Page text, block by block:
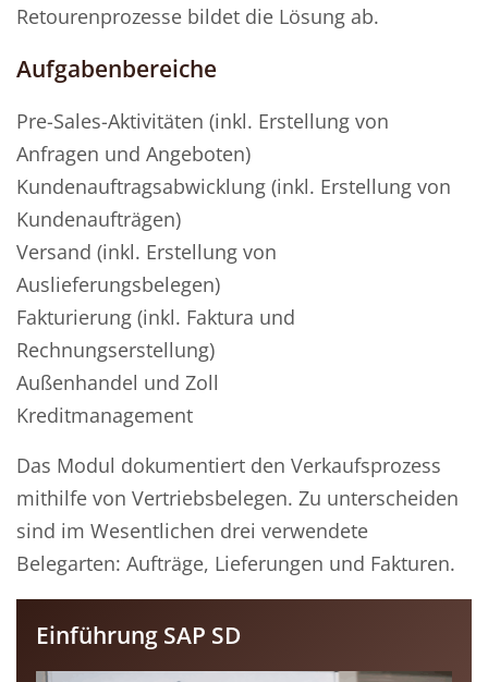
Retourenprozesse bildet die Lösung ab.
Aufgabenbereiche
Pre-Sales-Aktivitäten (inkl. Erstellung von
Anfragen und Angeboten)
Kundenauftragsabwicklung (inkl. Erstellung von
Kundenaufträgen)
Versand (inkl. Erstellung von
Auslieferungsbelegen)
Fakturierung (inkl. Faktura und
Rechnungserstellung)
Außenhandel und Zoll
Kreditmanagement
Das Modul dokumentiert den Verkaufsprozess
mithilfe von Vertriebsbelegen. Zu unterscheiden
sind im Wesentlichen drei verwendete
Belegarten: Aufträge, Lieferungen und Fakturen.
Einführung SAP SD